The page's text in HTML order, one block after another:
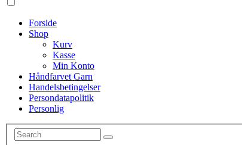
Forside
Shop
Kurv
Kasse
Min Konto
Håndfarvet Garn
Handelsbetingelser
Persondatapolitik
Personlig